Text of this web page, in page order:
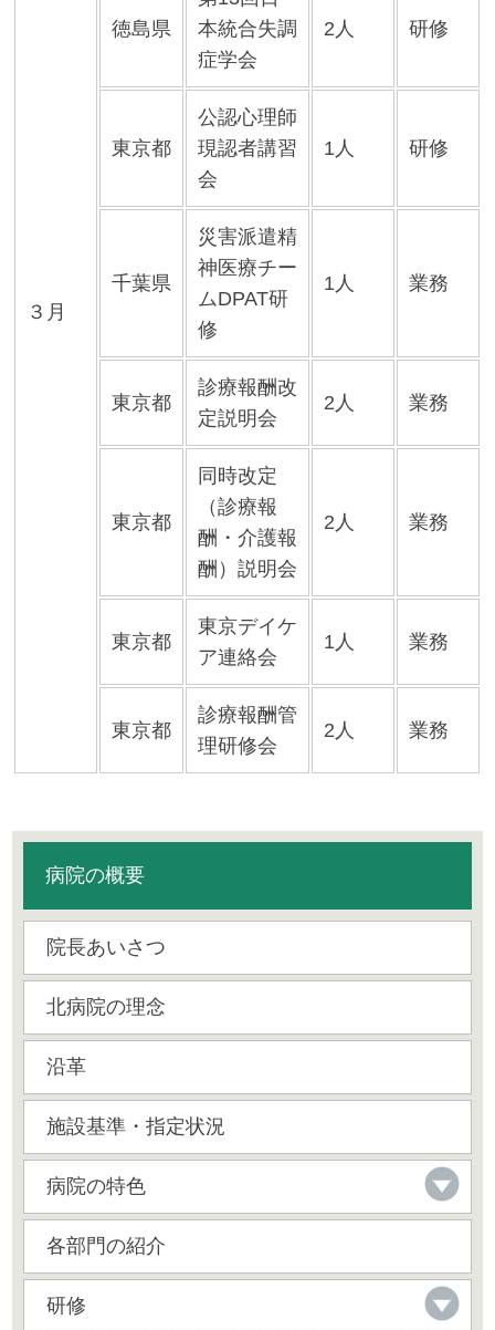
３月
徳島県
本統合失調
症学会
2人 研修
東京都
公認心理師
現認者講習
会
1人 研修
千葉県
災害派遣精
神医療チー
ムDPAT研
修
1人 業務
東京都
診療報酬改
定説明会
2人 業務
東京都
同時改定
（診療報
酬・介護報
酬）説明会
2人 業務
東京都
東京デイケ
ア連絡会
1人 業務
東京都
診療報酬管
理研修会
2人 業務
病院の概要
院長あいさつ
北病院の理念
沿革
施設基準・指定状況
病院の特色
各部門の紹介
研修